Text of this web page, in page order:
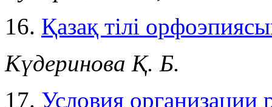
16. Қазақ тілі
Күдеринова Қ. Б.
17. Условия